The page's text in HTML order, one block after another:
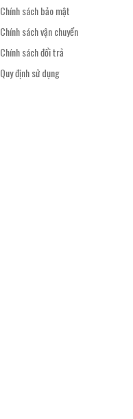
Chính sách bảo mật
Chính sách vận chuyển
Chính sách đổi trả
Quy định sử dụng